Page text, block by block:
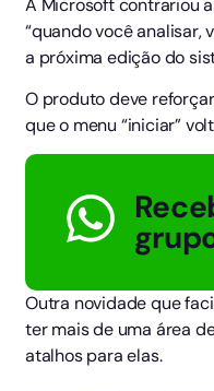
“quando você analisar,
a próxima edição do
O produto deve
que o menu “iniciar”
Outra novidade que
ter mais de uma área
atalhos para elas.